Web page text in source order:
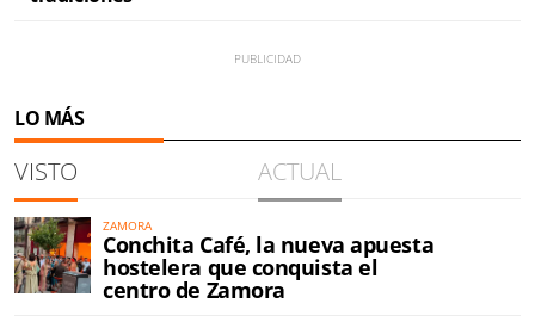
LO MÁS
VISTO ACTUAL
ZAMORA
Conchita Café, la nueva apuesta
hostelera que conquista el
centro de Zamora